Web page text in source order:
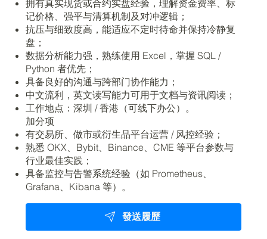
拥有真实现货或合约实盘经验，理解资金费率、标
记价格、强平与清算机制及对冲逻辑；
抗压与细致度高，能适应不定时待命并保持冷静复
盘；
数据分析能力强，熟练使用 Excel，掌握 SQL /
Python 者优先；
具备良好的沟通与跨部门协作能力；
中文流利，英文读写能力可用于文档与资讯阅读；
工作地点：深圳 / 香港（可线下办公）。
加分项
有交易所、做市或衍生品平台运营 / 风控经验；
熟悉 OKX、Bybit、Binance、CME 等平台参数与
行业最佳实践；
具备监控与告警系统经验（如 Prometheus、
Grafana、Kibana 等）。
發送履歷